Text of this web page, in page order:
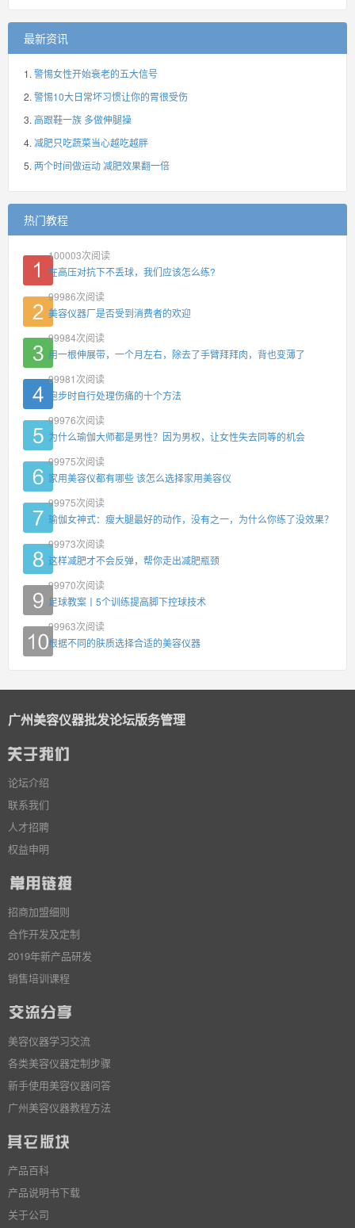
最新资讯
警惕女性开始衰老的五大信号
警惕10大日常坏习惯让你的胃很受伤
高跟鞋一族 多做伸腿操
减肥只吃蔬菜当心越吃越胖
两个时间做运动 减肥效果翻一倍
热门教程
100003次阅读
在高压对抗下不丢球，我们应该怎么练?
99986次阅读
美容仪器厂是否受到消费者的欢迎
99984次阅读
用一根伸展带，一个月左右，除去了手臂拜拜肉，背也变薄了
99981 次阅读
跑步时自行处理伤痛的十个方法
99976次阅读
为什么瑜伽大师都是男性？因为男权，让女性失去同等的机会
99975次阅读
家用美容仪都有哪些 该怎么选择家用美容仪
99975次阅读
瑜伽女神式：瘦大腿最好的动作，没有之一，为什么你练了没效果？
99973次阅读
这样减肥才不会反弹，帮你走出减肥瓶颈
99970次阅读
足球教案丨5个训练提高脚下控球技术
99963次阅读
根据不同的肤质选择合适的美容仪器
广州美容仪器批发论坛版务管理
论坛介绍
联系我们
人才招聘
权益申明
招商加盟细则
合作开发及定制
2019年新产品研发
销售培训课程
美容仪器学习交流
各类美容仪器定制步骤
新手使用美容仪器问答
广州美容仪器教程方法
产品百科
产品说明书下载
关于公司